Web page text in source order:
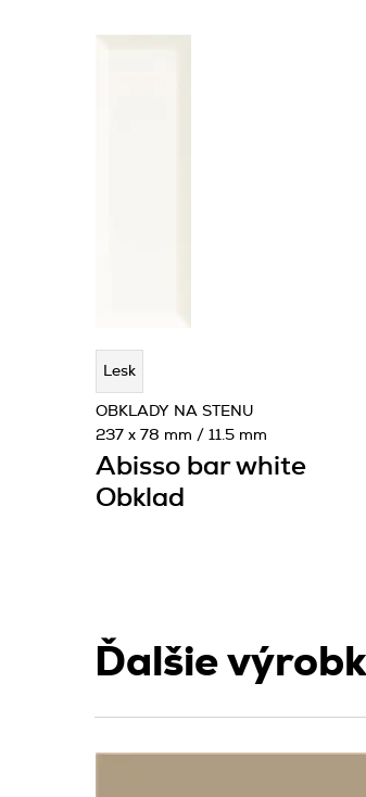
Lesk
Abisso bar white
Obklad
OBKLADY NA STENU
237 x 78 mm / 11.5 mm
Ďalšie